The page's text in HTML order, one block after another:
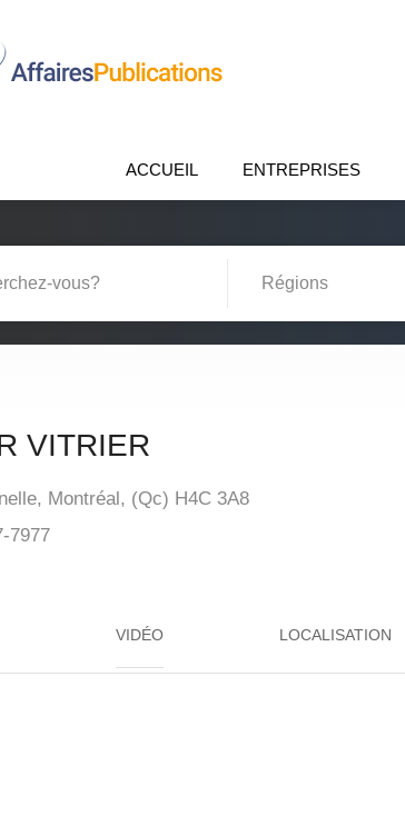
ACCUEIL ENTREPRISES
VITRIER
Montréal, (Qc) H4C 3A8
7977
VIDÉO